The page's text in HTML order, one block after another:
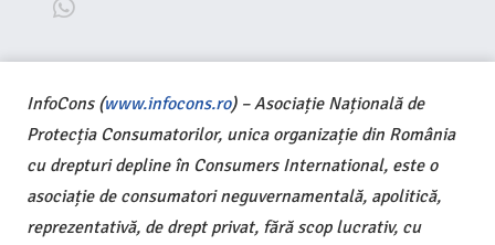
InfoCons (www.infocons.ro) – Asociație Națională de
Protecția Consumatorilor, unica organizație din România
cu drepturi depline în Consumers International, este o
asociație de consumatori neguvernamentală, apolitică,
reprezentativă, de drept privat, fără scop lucrativ, cu